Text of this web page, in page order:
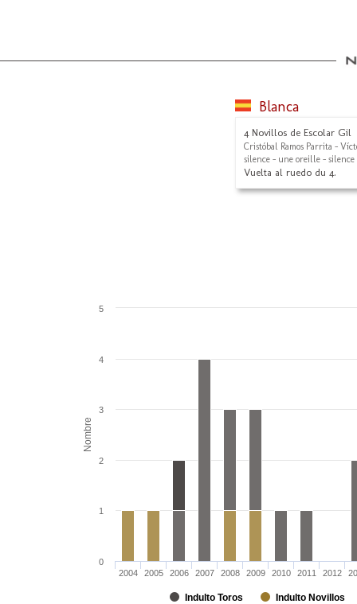
Blanca
4 Novillos de Escolar Gil
Cristóbal Ramos Parrita -
silence - une oreille -
Vuelta al ruedo du 4.
Nombre
Indulto Toros Indulto Novillos
2004 2005 2006 2007 2008 2009 2010 2011 2012
0
1
2
3
4
5